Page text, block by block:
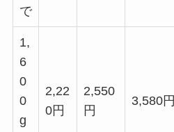
で
1,
6
0
0
g
2,22
0円
2,550
円
3,580円